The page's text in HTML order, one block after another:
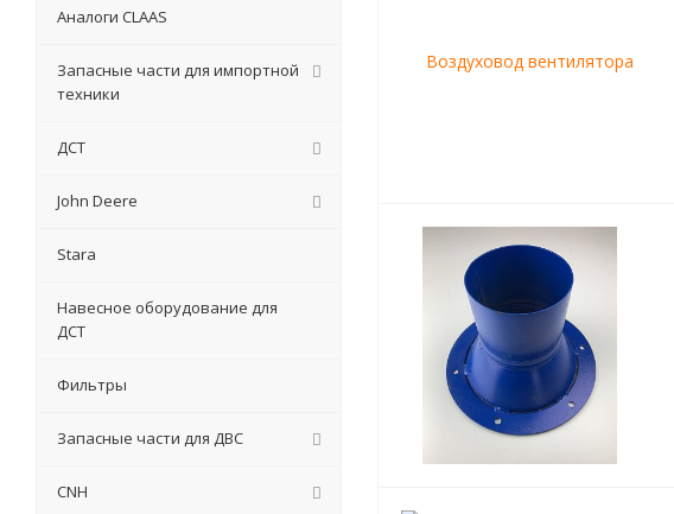
Аналоги CLAAS
Запасные части для импортной
техники
ДСТ
John Deere
Stara
Навесное оборудование для
ДСТ
Фильтры
Запасные части для ДВС
CNH